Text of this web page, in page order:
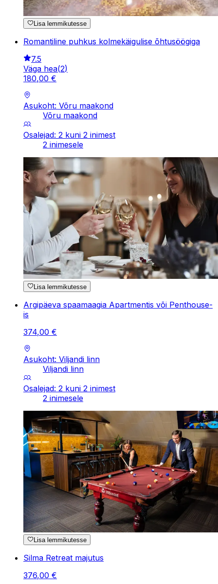
Lisa lemmikutesse
Romantiline puhkus kolmekäigulise õhtusöögiga
7.5
Väga hea(2)
180,00 €
Asukoht: Võru maakond
Võru maakond
Osalejad: 2 kuni 2 inimest
2 inimesele
Lisa lemmikutesse
Argipäeva spaamaagia Apartmentis või Penthouse-
is
374,00 €
Asukoht: Viljandi linn
Viljandi linn
Osalejad: 2 kuni 2 inimest
2 inimesele
Lisa lemmikutesse
Silma Retreat majutus
376,00 €